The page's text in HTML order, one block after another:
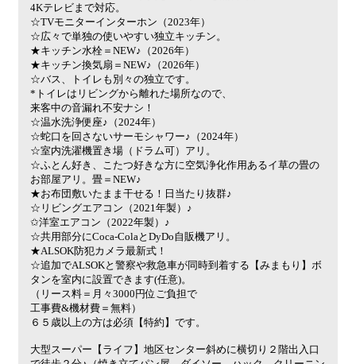
4Kテレビまで対応。
☆TVモニターインターホン（2023年）
☆広々で単独の使いやすい独立キッチン。
★キッチン水栓＝NEW♪（2026年）
★キッチン換気扇＝NEW♪（2026年）
☆バス、トイレも別々の独立です。
*トイレはリビングから離れた場所なので、
来客中の音漏れ不安ナシ！
☆温水洗浄便座♪（2024年）
☆蛇口を回さないサーモシャワー♪（2024年）
☆室内洗濯機置き場（ドラム可）アリ。
☆ふとん好き、こたつ好きな方に空気浄化作用あるイ草の畳の
お部屋アリ。畳＝NEW♪
★お布団敷いたまま干せる！日当たり抜群♪
☆リビングエアコン（2021年製）♪
✩洋室エアコン（2022年製）♪
☆共用部分にCoca-ColaとDyDo自販機アリ。
★ALSOK防犯カメラ最新式！
☆追加でALSOKと警察や救急車が同時到着する【みまもり】ボ
タンを室内に設置できます(任意)。
（リース料＝月々3000円位ご負担で
工事費&機材費＝無料）
６５歳以上の方は必須【特約】です。
大型スーパー【ライフ】地区センター斜めに横切り２階出入口